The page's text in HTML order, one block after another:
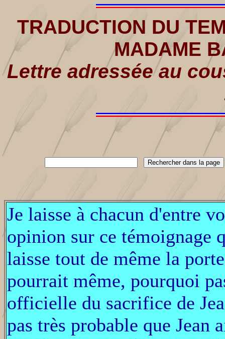
TRADUCTION DU
MADAME
Lettre adressée au
Je laisse à chacun d'entre
opinion sur ce témoignage
laisse tout de même la
pourrait même, pourquoi
officielle du sacrifice de
pas très probable que